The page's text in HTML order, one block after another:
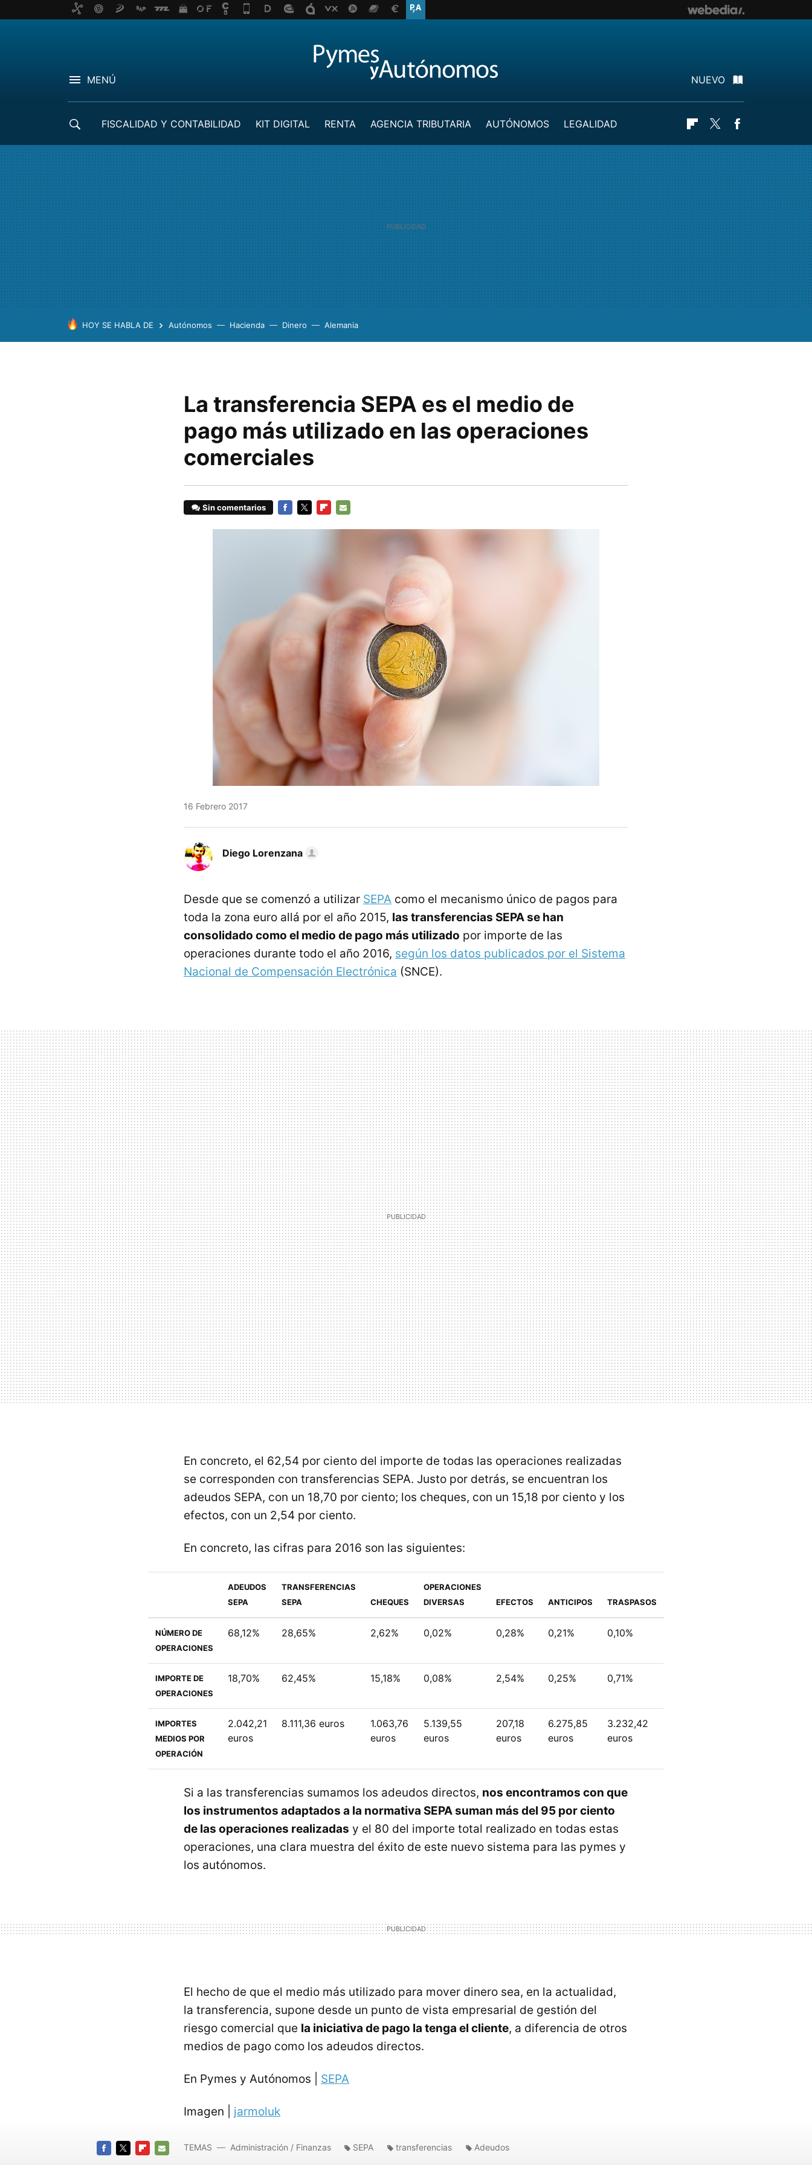
MENÚ NUEVO
FISCALIDAD Y CONTABILIDAD KIT DIGITAL RENTA AGENCIA TRIBUTARIA AUTÓNOMOS
LEGALIDAD
Flipboard
Twitter
HOY SE HABLA DE Autónomos Hacienda Dinero Alemania
La transferencia SEPA es el medio de
pago más utilizado en las operaciones
comerciales
Sin comentarios
16 Febrero 2017
Diego Lorenzana
Desde que se comenzó a utilizar SEPA como el mecanismo único de pagos para
toda la zona euro allá por el año 2015, las transferencias SEPA se han
consolidado como el medio de pago más utilizado por importe de las
operaciones durante todo el año 2016, según los datos publicados por el Sistema
Nacional de Compensación Electrónica (SNCE).
En concreto, el 62,54 por ciento del importe de todas las operaciones realizadas
se corresponden con transferencias SEPA. Justo por detrás, se encuentran los
adeudos SEPA, con un 18,70 por ciento; los cheques, con un 15,18 por ciento y los
efectos, con un 2,54 por ciento.
En concreto, las cifras para 2016 son las siguientes:
ADEUDOS
SEPA
TRANSFERENCIAS
SEPA
CHEQUES
OPERACIONES
DIVERSAS
EFECTOS ANTICIPOS TRASPASOS
NÚMERO DE
OPERACIONES
68,12% 28,65% 2,62% 0,02% 0,28% 0,21% 0,10%
IMPORTE DE
OPERACIONES
18,70% 62,45% 15,18% 0,08% 2,54% 0,25% 0,71%
IMPORTES
MEDIOS POR
OPERACIÓN
2.042,21
euros
8.111,36 euros
1.063,76
euros
5.139,55
euros
207,18
euros
6.275,85
euros
3.232,42
euros
Si a las transferencias sumamos los adeudos directos, nos encontramos con que
los instrumentos adaptados a la normativa SEPA suman más del 95 por ciento
de las operaciones realizadas y el 80 del importe total realizado en todas estas
operaciones, una clara muestra del éxito de este nuevo sistema para las pymes y
los autónomos.
El hecho de que el medio más utilizado para mover dinero sea, en la actualidad,
la transferencia, supone desde un punto de vista empresarial de gestión del
riesgo comercial que la iniciativa de pago la tenga el cliente, a diferencia de otros
medios de pago como los adeudos directos.
En Pymes y Autónomos | SEPA
Imagen | jarmoluk
TEMAS Administración / Finanzas SEPA transferencias Adeudos